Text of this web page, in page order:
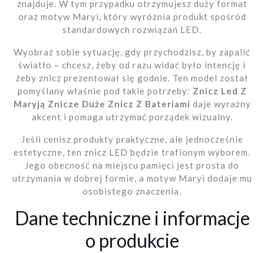
znajduje. W tym przypadku otrzymujesz duży format
oraz motyw Maryi, który wyróżnia produkt spośród
standardowych rozwiązań LED.
Wyobraź sobie sytuację, gdy przychodzisz, by zapalić
światło – chcesz, żeby od razu widać było intencję i
żeby znicz prezentował się godnie. Ten model został
pomyślany właśnie pod takie potrzeby: Znicz Led Z
Maryją Znicze Duże Znicz Z Bateriami daje wyraźny
akcent i pomaga utrzymać porządek wizualny.
Jeśli cenisz produkty praktyczne, ale jednocześnie
estetyczne, ten znicz LED będzie trafionym wyborem.
Jego obecność na miejscu pamięci jest prosta do
utrzymania w dobrej formie, a motyw Maryi dodaje mu
osobistego znaczenia.
Dane techniczne i informacje
o produkcie